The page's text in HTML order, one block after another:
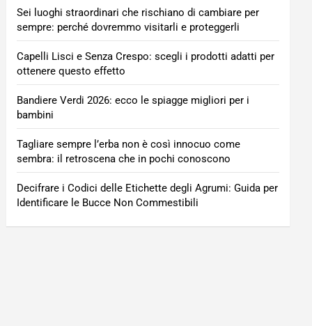
Sei luoghi straordinari che rischiano di cambiare per
sempre: perché dovremmo visitarli e proteggerli
Capelli Lisci e Senza Crespo: scegli i prodotti adatti per
ottenere questo effetto
Bandiere Verdi 2026: ecco le spiagge migliori per i
bambini
Tagliare sempre l’erba non è così innocuo come
sembra: il retroscena che in pochi conoscono
Decifrare i Codici delle Etichette degli Agrumi: Guida per
Identificare le Bucce Non Commestibili